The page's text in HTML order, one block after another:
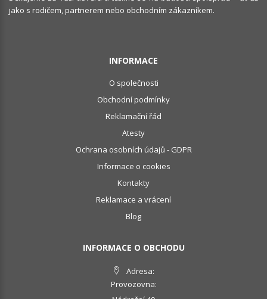
jako s rodičem, partnerem nebo obchodním zákazníkem.
INFORMACE
O společnosti
Obchodní podmínky
Reklamační řád
Atesty
Ochrana osobních údajů - GDPR
Informace o cookies
Kontakty
Reklamace a vrácení
Blog
INFORMACE O OBCHODU
Adresa:
Provozovna: